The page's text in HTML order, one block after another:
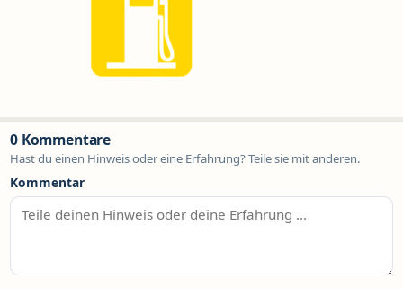
0 Kommentare
Hast du einen Hinweis oder eine Erfahrung? Teile sie mit anderen.
Kommentar